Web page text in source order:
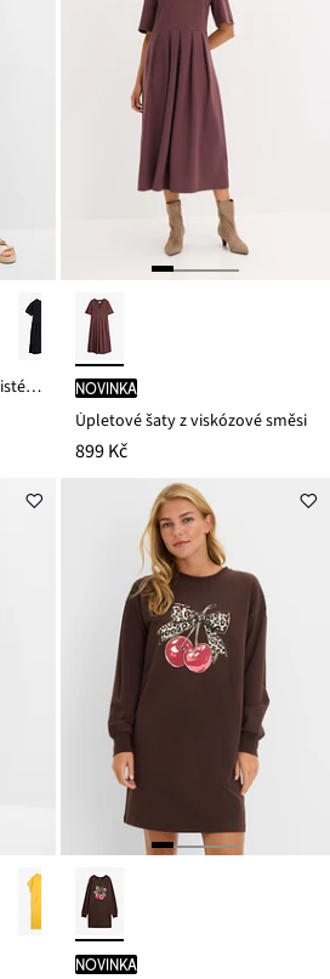
Oversize šaty z mušelínu z čisté bavlny novinka
Úpletové šaty z viskózové směsi
899 Kč
novinka